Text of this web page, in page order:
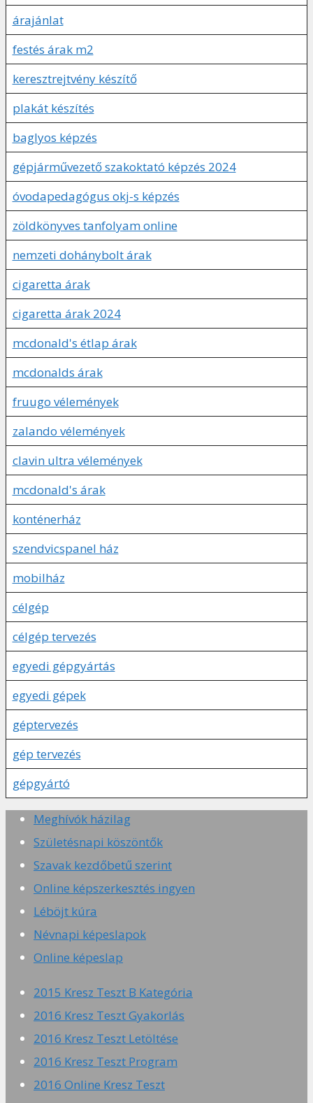
árajánlat
festés árak m2
keresztrejtvény készítő
plakát készítés
baglyos képzés
gépjárművezető szakoktató képzés 2024
óvodapedagógus okj-s képzés
zöldkönyves tanfolyam online
nemzeti dohánybolt árak
cigaretta árak
cigaretta árak 2024
mcdonald's étlap árak
mcdonalds árak
fruugo vélemények
zalando vélemények
clavin ultra vélemények
mcdonald's árak
konténerház
szendvicspanel ház
mobilház
célgép
célgép tervezés
egyedi gépgyártás
egyedi gépek
géptervezés
gép tervezés
gépgyártó
Meghívók házilag
Születésnapi köszöntők
Szavak kezdőbetű szerint
Online képszerkesztés ingyen
Léböjt kúra
Névnapi képeslapok
Online képeslap
2015 Kresz Teszt B Kategória
2016 Kresz Teszt Gyakorlás
2016 Kresz Teszt Letöltése
2016 Kresz Teszt Program
2016 Online Kresz Teszt